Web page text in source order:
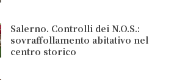
Salerno. Controlli dei N.O.S.:
sovraffollamento abitativo nel
centro storico